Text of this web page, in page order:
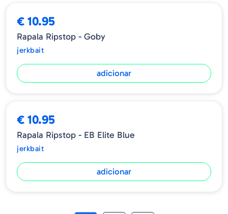
€ 10.95
Rapala Ripstop - Goby
jerkbait
adicionar
€ 10.95
Rapala Ripstop - EB Elite Blue
jerkbait
adicionar